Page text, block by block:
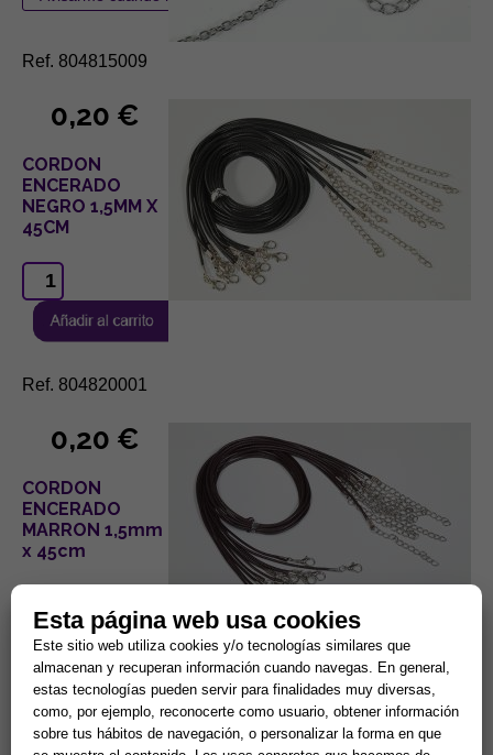
Ref. 804815009
0,20 €
CORDON
ENCERADO
NEGRO 1,5MM X
45CM
Ref. 804820001
0,20 €
CORDON
ENCERADO
MARRON 1,5mm
x 45cm
Ref. 804820003
Esta página web usa cookies
Este sitio web utiliza cookies y/o tecnologías similares que
almacenan y recuperan información cuando navegas. En general,
estas tecnologías pueden servir para finalidades muy diversas,
como, por ejemplo, reconocerte como usuario, obtener información
sobre tus hábitos de navegación, o personalizar la forma en que